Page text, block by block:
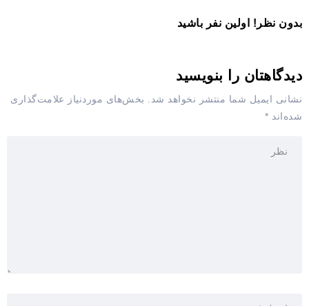
بدون نظر! اولین نفر باشید
دیدگاهتان را بنویسید
نشانی ایمیل شما منتشر نخواهد شد. بخش‌های موردنیاز علامت‌گذاری
شده‌اند *